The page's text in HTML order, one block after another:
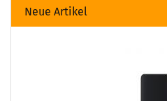
Neue Artikel